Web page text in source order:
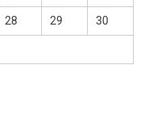
28 29 30